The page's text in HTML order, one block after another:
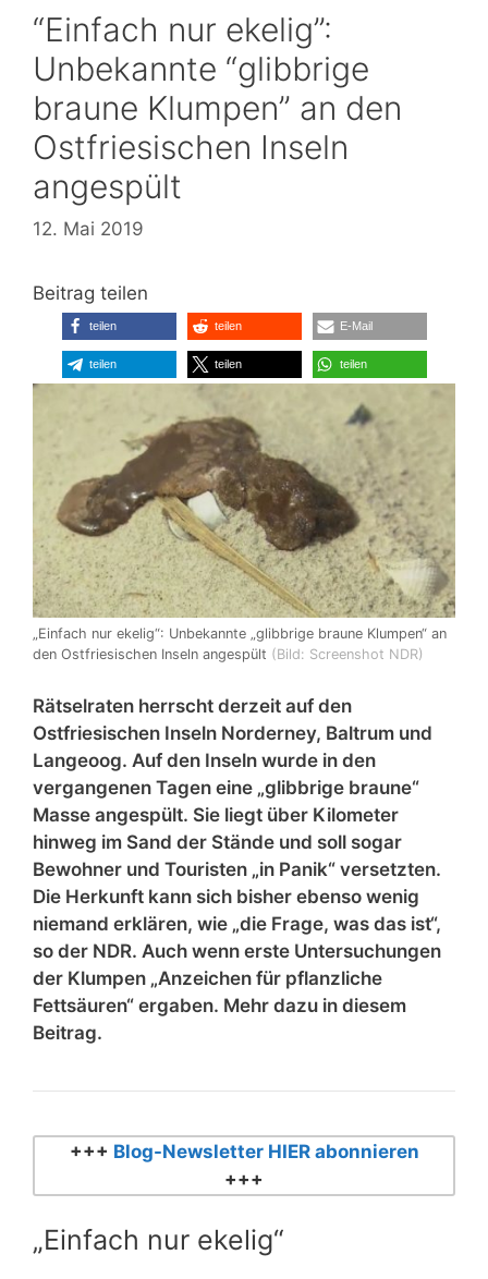
“Einfach nur ekelig”:
Unbekannte “glibbrige
braune Klumpen” an den
Ostfriesischen Inseln
angespült
12. Mai 2019
Beitrag teilen
teilen teilen E-Mail
teilen teilen teilen
„Einfach nur ekelig“: Unbekannte „glibbrige braune Klumpen“ an
den Ostfriesischen Inseln angespült (Bild: Screenshot NDR)
Rätselraten herrscht derzeit auf den
Ostfriesischen Inseln Norderney, Baltrum und
Langeoog. Auf den Inseln wurde in den
vergangenen Tagen eine „glibbrige braune“
Masse angespült. Sie liegt über Kilometer
hinweg im Sand der Stände und soll sogar
Bewohner und Touristen „in Panik“ versetzten.
Die Herkunft kann sich bisher ebenso wenig
niemand erklären, wie „die Frage, was das ist“,
so der NDR. Auch wenn erste Untersuchungen
der Klumpen „Anzeichen für pflanzliche
Fettsäuren“ ergaben. Mehr dazu in diesem
Beitrag.
+++ Blog-Newsletter HIER abonnieren
+++
„Einfach nur ekelig“